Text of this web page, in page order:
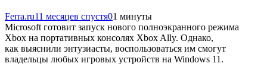
Ferra.ru11 месяцев спустя01 минуты
Microsoft готовит запуск нового полноэкранного режима
Xbox на портативных консолях Xbox Ally. Однако,
как выяснили энтузиасты, воспользоваться им смогут
владельцы любых игровых устройств на Windows 11.